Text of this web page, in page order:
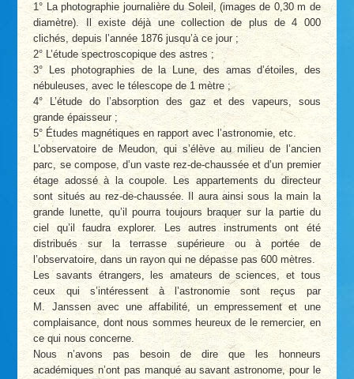
1° La photographie journalière du Soleil, (images de 0,30 m de
diamètre). Il existe déjà une collection de plus de 4 000
clichés, depuis l’année 1876 jusqu’à ce jour ;
2° L’étude spectroscopique des astres ;
3° Les photographies de la Lune, des amas d’étoiles, des
nébuleuses, avec le télescope de 1 mètre ;
4° L’étude do l’absorption des gaz et des vapeurs, sous
grande épaisseur ;
5° Études magnétiques en rapport avec l’astronomie, etc.
L’observatoire de Meudon, qui s’élève au milieu de l’ancien
parc, se compose, d’un vaste rez-de-chaussée et d’un premier
étage adossé à la coupole. Les appartements du directeur
sont situés au rez-de-chaussée. Il aura ainsi sous la main la
grande lunette, qu’il pourra toujours braquer sur la partie du
ciel qu’il faudra explorer. Les autres instruments ont été
distribués sur la terrasse supérieure ou à portée de
l’observatoire, dans un rayon qui ne dépasse pas 600 mètres.
Les savants étrangers, les amateurs de sciences, et tous
ceux qui s’intéressent à l’astronomie sont reçus par
M. Janssen avec une affabilité, un empressement et une
complaisance, dont nous sommes heureux de le remercier, en
ce qui nous concerne.
Nous n’avons pas besoin de dire que les honneurs
académiques n’ont pas manqué au savant astronome, pour le